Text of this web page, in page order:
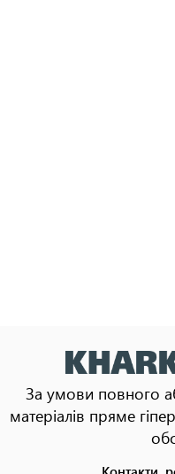
За умови повного
матеріалів пряме